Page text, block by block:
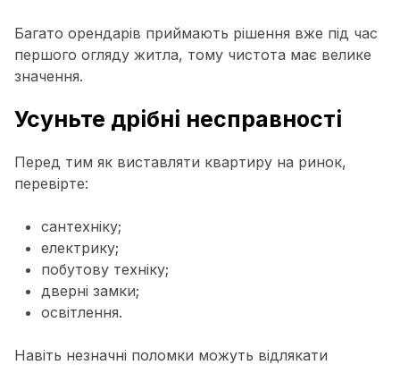
Багато орендарів приймають рішення вже під час
першого огляду житла, тому чистота має велике
значення.
Усуньте дрібні несправності
Перед тим як виставляти квартиру на ринок,
перевірте:
сантехніку;
електрику;
побутову техніку;
дверні замки;
освітлення.
Навіть незначні поломки можуть відлякати